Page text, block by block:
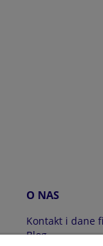
O NAS
Kontakt i dane
Blog